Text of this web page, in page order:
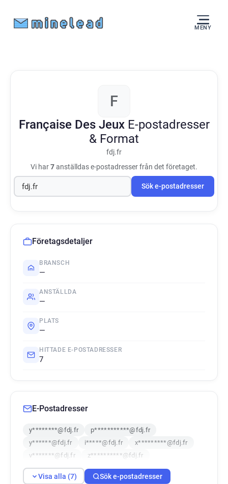
MENY
F
Française Des Jeux E-postadresser
& Format
fdj.fr
Vi har7anställdas e-postadresser från det företaget.
Sök e-postadresser
Företagsdetaljer
BRANSCH
—
ANSTÄLLDA
—
PLATS
—
HITTADE E-POSTADRESSER
7
E-Postadresser
y********@fdj.fr
p***********@fdj.fr
y******@fdj.fr
i*****@fdj.fr
x*********@fdj.fr
v*******@fdj.fr
z**********@fdj.fr
Visa alla (7) Sök e-postadresser